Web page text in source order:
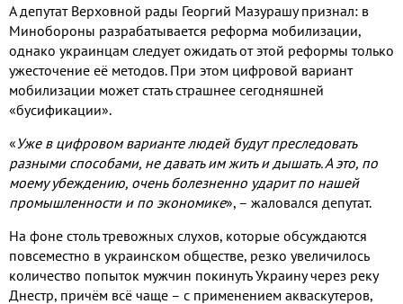
А депутат Верховной рады Георгий Мазурашу признал: в
Минобороны разрабатывается реформа мобилизации,
однако украинцам следует ожидать от этой реформы только
ужесточение её методов. При этом цифровой вариант
мобилизации может стать страшнее сегодняшней
«бусификации».
«Уже в цифровом варианте людей будут преследовать
разными способами, не давать им жить и дышать.А это, по
моему убеждению, очень болезненно ударит по нашей
промышленности и по экономике», – жаловался депутат.
На фоне столь тревожных слухов, которые обсуждаются
повсеместно в украинском обществе, резко увеличилось
количество попыток мужчин покинуть Украину через реку
Днестр, причём всё чаще – с применением акваскутеров,